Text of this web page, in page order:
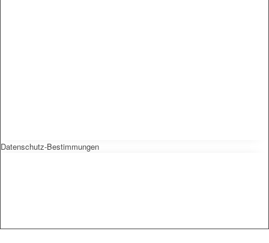
Datenschutz-Bestimmungen